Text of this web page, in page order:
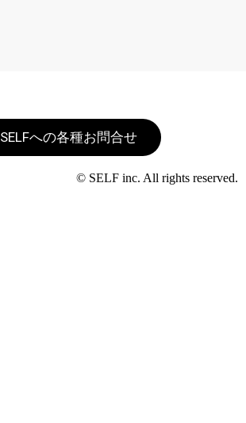
SELFへの各種お問合せ
© SELF inc. All rights reserved.